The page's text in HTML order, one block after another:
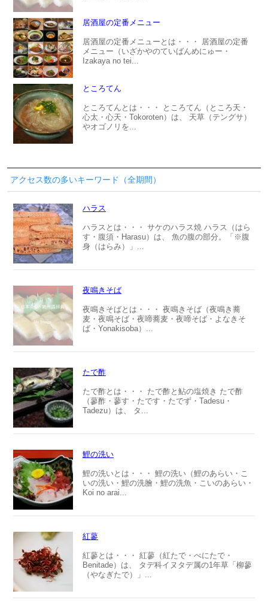
居酒屋の定番メニュー
居酒屋の定番メニューとは・・・ 居酒屋の定番
メニュー（いざかやのていばんめにゅー・
Izakaya no tei...
ところてん
ところてんとは・・・ ところてん（ところ天・
心太・心天・Tokoroten）は、 天草（テングサ）
やオゴノリを...
アクセス数の多いキーワード（全期間）
ハラス
ハラスとは・・・ サケのハラス焼 ハラス（はら
す・腹須・Harasu）は、 魚の腹の部分。「※腹
身（はらみ）」...
夜鳴きそば
夜鳴きそばとは・・・ 夜鳴きそば（夜鳴き蕎
麦・夜鳴そば・夜啼蕎麦・夜啼そば・よなきそ
ば・Yonakisoba）...
たで酢
たで酢とは・・・ たで酢と鮎の塩焼き たで酢
（蓼酢・蓼す・たです・たでず・Tadesu・
Tadezu）は、 タ...
鯉の洗い
鯉の洗いとは・・・ 鯉の洗い（鯉のあらい・こ
いの洗い・鯉の洗膾・鯉の洗魚・こいのあらい・
Koi no arai...
紅蓼
紅蓼とは・・・ 紅蓼（紅たで・べにたで・
Benitade）は、 タデ科イヌタデ属の1年草「柳蓼
（やなぎたで）」...